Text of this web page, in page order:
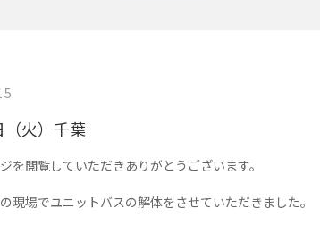
（火）千葉
を閲覧していただきありがとうございます。
現場でユニットバスの解体をさせていただきました。